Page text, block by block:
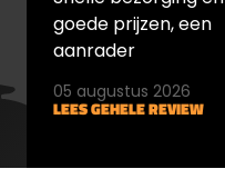
goede prijzen, een
aanrader
LEES GEHELE REVIEW
05 augustus 2026